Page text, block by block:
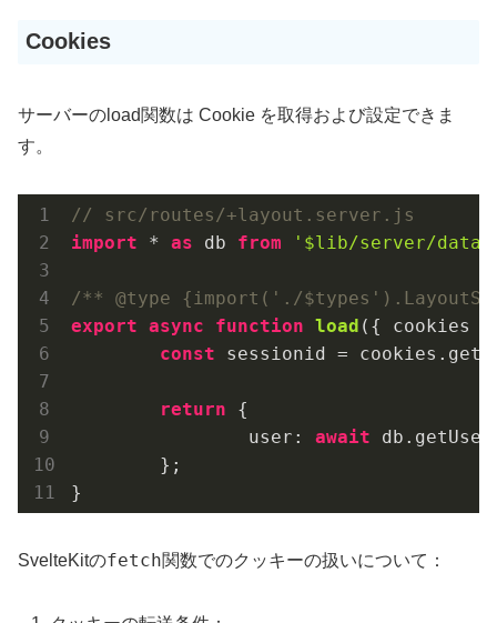
Cookies
サーバーのload関数は Cookie を取得および設定できま
す。
// src/routes/+layout.server.js
import * as db from '$lib/server/
/** @type {import('./
export async function load ( { cookies }
const sessionid = cookies.get(
return {
user : await
}
SvelteKitのfetch関数でのクッキーの扱いについて：